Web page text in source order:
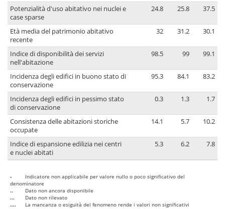
Potenzialità d'uso abitativo nei nuclei e
case sparse
24.8 25.8 37.5
Età media del patrimonio abitativo
recente
32 31.2 30.1
Indice di disponibilità dei servizi
nell'abitazione
98.5 99 99.1
Incidenza degli edifici in buono stato di
conservazione
95.3 84.1 83.2
Incidenza degli edifici in pessimo stato
di conservazione
0.3 1.3 1.7
Consistenza delle abitazioni storiche
occupate
14.1 5.7 10.2
Indice di espansione edilizia nei centri
e nuclei abitati
5.3 6.2 7.8
-
Indicatore non applicabile per valore nullo o poco significativo del
denominatore
..
Dato non ancora disponibile
...
Dato non rilevato
....
La mancanza o esiguità del fenomeno rende i valori non significativi